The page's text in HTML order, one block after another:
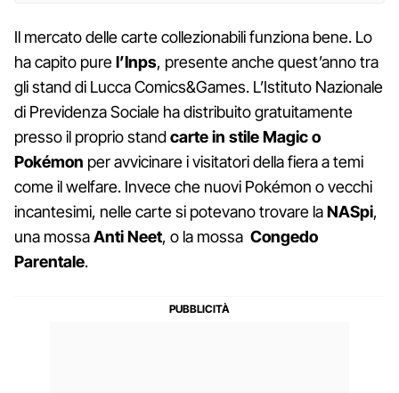
Il mercato delle carte collezionabili funziona bene. Lo
ha capito purel’Inps, presente anche quest’anno tra
gli stand di Lucca Comics&Games. L’Istituto Nazionale
di Previdenza Sociale ha distribuito gratuitamente
presso il proprio standcarte in stile Magic o
Pokémon per avvicinare i visitatori della fiera a temi
come il welfare. Invece che nuovi Pokémon o vecchi
incantesimi, nelle carte si potevano trovare laNASpi,
una mossaAntiNeet, o la mossa Congedo
Parentale.